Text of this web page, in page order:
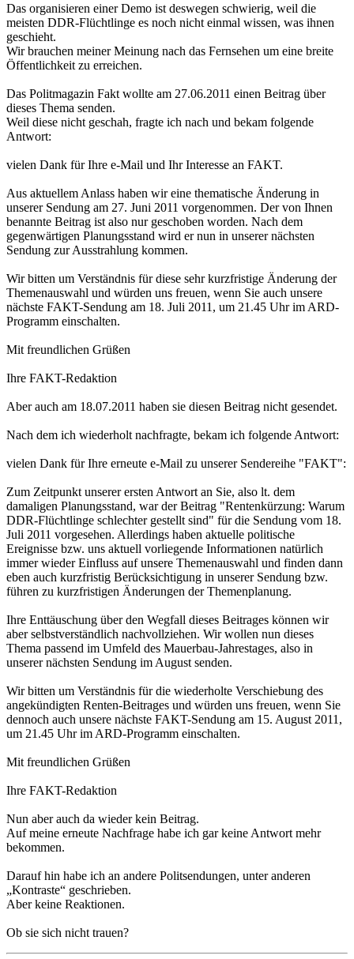
Das organisieren einer Demo ist deswegen schwierig, weil die
meisten DDR-Flüchtlinge es noch nicht einmal wissen, was ihnen
geschieht.
Wir brauchen meiner Meinung nach das Fernsehen um eine breite
Öffentlichkeit zu erreichen.
Das Politmagazin Fakt wollte am 27.06.2011 einen Beitrag über
dieses Thema senden.
Weil diese nicht geschah, fragte ich nach und bekam folgende
Antwort:
vielen Dank für Ihre e-Mail und Ihr Interesse an FAKT.
Aus aktuellem Anlass haben wir eine thematische Änderung in
unserer Sendung am 27. Juni 2011 vorgenommen. Der von Ihnen
benannte Beitrag ist also nur geschoben worden. Nach dem
gegenwärtigen Planungsstand wird er nun in unserer nächsten
Sendung zur Ausstrahlung kommen.
Wir bitten um Verständnis für diese sehr kurzfristige Änderung der
Themenauswahl und würden uns freuen, wenn Sie auch unsere
nächste FAKT-Sendung am 18. Juli 2011, um 21.45 Uhr im ARD-
Programm einschalten.
Mit freundlichen Grüßen
Ihre FAKT-Redaktion
Aber auch am 18.07.2011 haben sie diesen Beitrag nicht gesendet.
Nach dem ich wiederholt nachfragte, bekam ich folgende Antwort:
vielen Dank für Ihre erneute e-Mail zu unserer Sendereihe "FAKT":
Zum Zeitpunkt unserer ersten Antwort an Sie, also lt. dem
damaligen Planungsstand, war der Beitrag "Rentenkürzung: Warum
DDR-Flüchtlinge schlechter gestellt sind" für die Sendung vom 18.
Juli 2011 vorgesehen. Allerdings haben aktuelle politische
Ereignisse bzw. uns aktuell vorliegende Informationen natürlich
immer wieder Einfluss auf unsere Themenauswahl und finden dann
eben auch kurzfristig Berücksichtigung in unserer Sendung bzw.
führen zu kurzfristigen Änderungen der Themenplanung.
Ihre Enttäuschung über den Wegfall dieses Beitrages können wir
aber selbstverständlich nachvollziehen. Wir wollen nun dieses
Thema passend im Umfeld des Mauerbau-Jahrestages, also in
unserer nächsten Sendung im August senden.
Wir bitten um Verständnis für die wiederholte Verschiebung des
angekündigten Renten-Beitrages und würden uns freuen, wenn Sie
dennoch auch unsere nächste FAKT-Sendung am 15. August 2011,
um 21.45 Uhr im ARD-Programm einschalten.
Mit freundlichen Grüßen
Ihre FAKT-Redaktion
Nun aber auch da wieder kein Beitrag.
Auf meine erneute Nachfrage habe ich gar keine Antwort mehr
bekommen.
Darauf hin habe ich an andere Politsendungen, unter anderen
„Kontraste“ geschrieben.
Aber keine Reaktionen.
Ob sie sich nicht trauen?